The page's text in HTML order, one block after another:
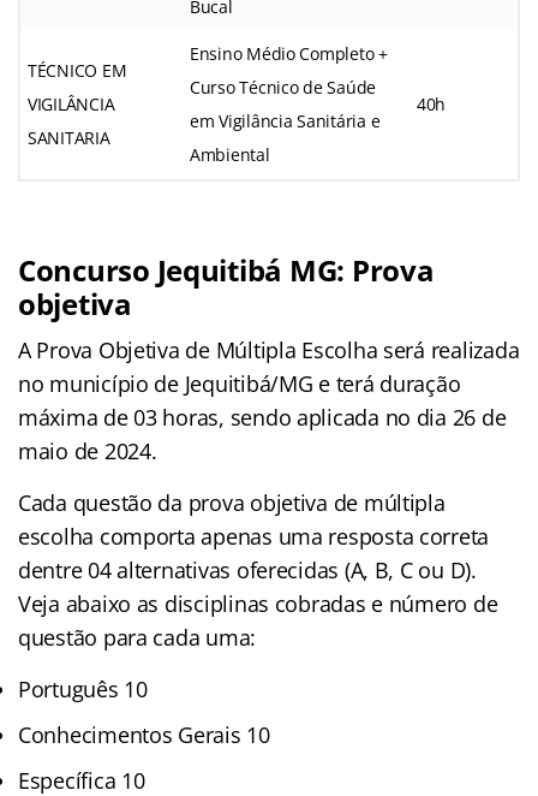
Bucal
TÉCNICO EM
VIGILÂNCIA
SANITARIA
Ensino Médio Completo +
Curso Técnico de Saúde
em Vigilância Sanitária e
Ambiental
40h
Concurso Jequitibá MG: Prova
objetiva
A Prova Objetiva de Múltipla Escolha será realizada
no município de Jequitibá/MG e terá duração
máxima de 03 horas, sendo aplicada no dia 26 de
maio de 2024.
Cada questão da prova objetiva de múltipla
escolha comporta apenas uma resposta correta
dentre 04 alternativas oferecidas (A, B, C ou D).
Veja abaixo as disciplinas cobradas e número de
questão para cada uma:
Português 10
Conhecimentos Gerais 10
Específica 10